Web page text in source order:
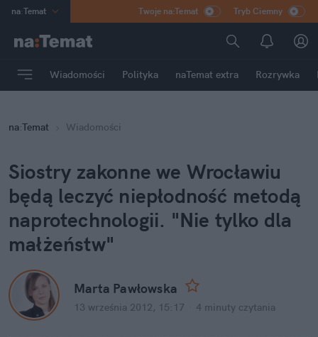
na:Temat
Poland
mama
Rozrywka
Twoje na:Temat Tryb Ciemny
Wiadomości Polityka naTemat extra Rozrywka
na:Temat Wiadomości
Siostry zakonne we Wrocławiu
będą leczyć niepłodność metodą
naprotechnologii. "Nie tylko dla
małżeństw"
Marta Pawłowska
13 września 2012, 15:17 4 minuty czytania